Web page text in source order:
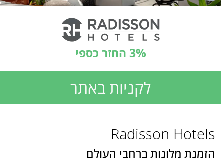
3% החזר כספי
לקניות באתר
Radisson Hotels
הזמנת מלונות ברחבי העולם